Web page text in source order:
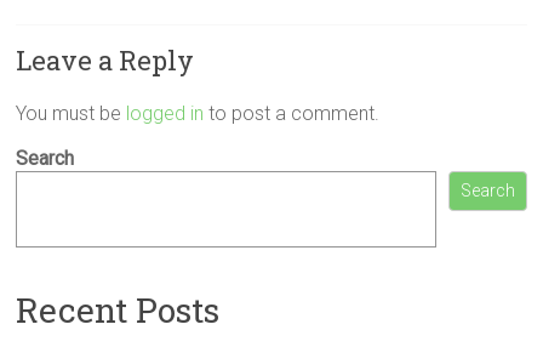
Leave a Reply
You must be logged in to post a comment.
Search
Search
Recent Posts